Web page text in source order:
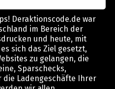
Deraktionscode.de war
im Bereich der
und heute, mit
sich das Ziel gesetzt,
zu gelangen, die
Sparschecks,
die Ladengeschäfte Ihrer